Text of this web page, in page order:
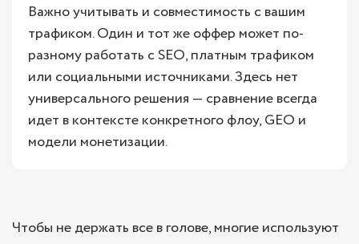
Важно учитывать и совместимость с вашим
трафиком. Один и тот же оффер может по-
разному работать с SEO, платным трафиком
или социальными источниками. Здесь нет
универсального решения — сравнение всегда
идет в контексте конкретного флоу, GEO и
модели монетизации.
Чтобы не держать все в голове, многие используют